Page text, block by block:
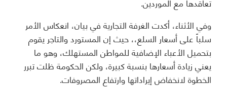
وفي الأثناء، أكدت الغرفة التجارية في بيان، انعكاس الأمر
سلباً على أسعار السلع،، حيث إن المستورد والتاجر يقوم
بتحميل الأعباء الإضافية للمواطن المستهلك، وهو ما
يعني زيادة أسعارها بنسبة كبيرة، ولكن الحكومة ظلت تبرر
الخطوة لانخفاض إيراداتها وارتفاع المصروفات.